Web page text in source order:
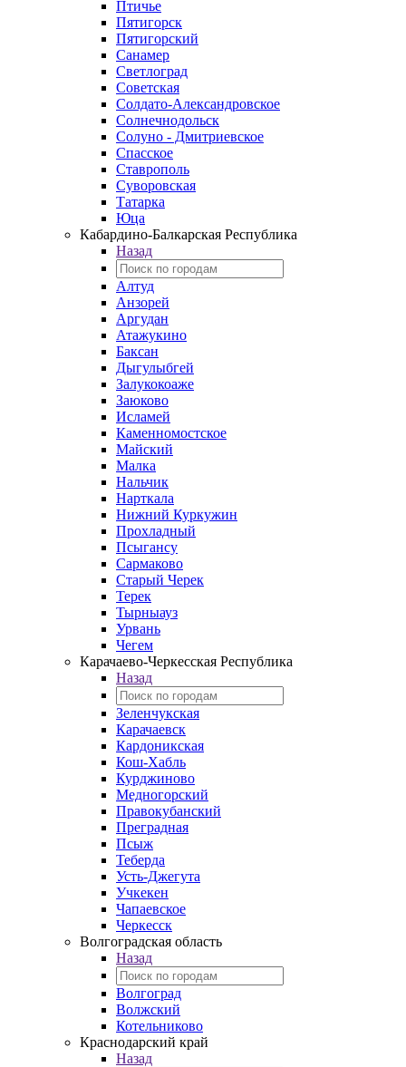
Птичье
Пятигорск
Пятигорский
Санамер
Светлоград
Советская
Солдато-Александровское
Солнечнодольск
Солуно - Дмитриевское
Спасское
Ставрополь
Суворовская
Татарка
Юца
Кабардино‑Балкарская Республика
Назад
Алтуд
Анзорей
Аргудан
Атажукино
Баксан
Дыгулыбгей
Залукокоаже
Заюково
Исламей
Каменномостское
Майский
Малка
Нальчик
Нарткала
Нижний Куркужин
Прохладный
Псыгансу
Сармаково
Старый Черек
Терек
Тырныауз
Урвань
Чегем
Карачаево-Черкесская Республика
Назад
Зеленчукская
Карачаевск
Кардоникская
Кош-Хабль
Курджиново
Медногорский
Правокубанский
Преградная
Псыж
Теберда
Усть-Джегута
Учкекен
Чапаевское
Черкесск
Волгоградская область
Назад
Волгоград
Волжский
Котельниково
Краснодарский край
Назад